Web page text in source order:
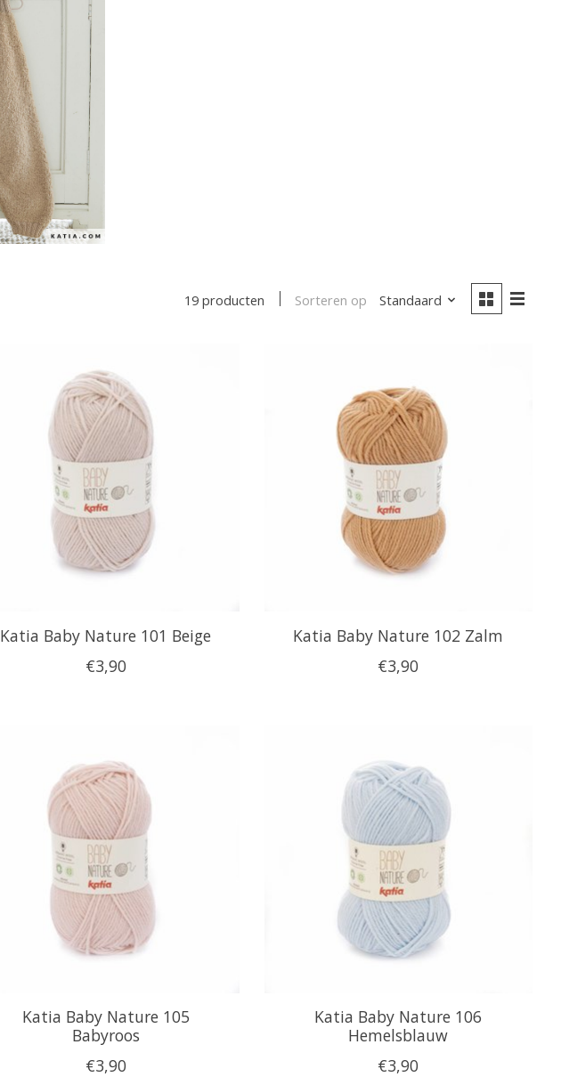
19 producten Sorteren op Standaard
Katia Baby Nature 101 Beige
€3,90
Katia Baby Nature 102 Zalm
€3,90
Katia Baby Nature 105
Babyroos
€3,90
Katia Baby Nature 106
Hemelsblauw
€3,90